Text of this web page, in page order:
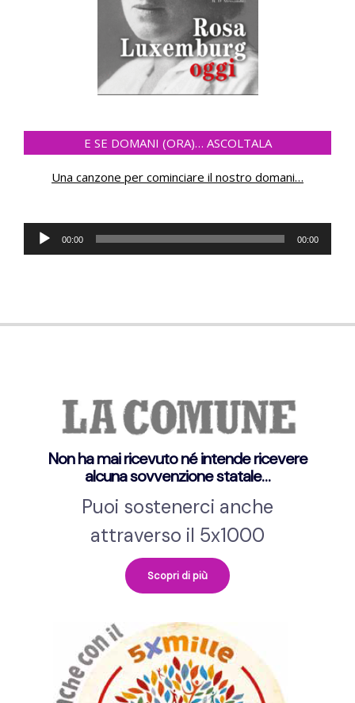
E SE DOMANI (ORA)… ASCOLTALA
Una canzone per cominciare il nostro domani…
Audio
Player
00:00 00:00
Non ha mai ricevuto né intende ricevere
alcuna sovvenzione statale…
Puoi sostenerci anche
attraverso il 5x1000
Scopri di più